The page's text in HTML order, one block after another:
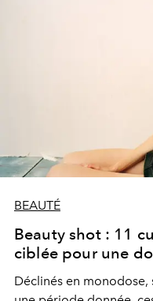
BEAUTÉ
Beauty shot : 11
ciblée pour une
Déclinés en monodose,